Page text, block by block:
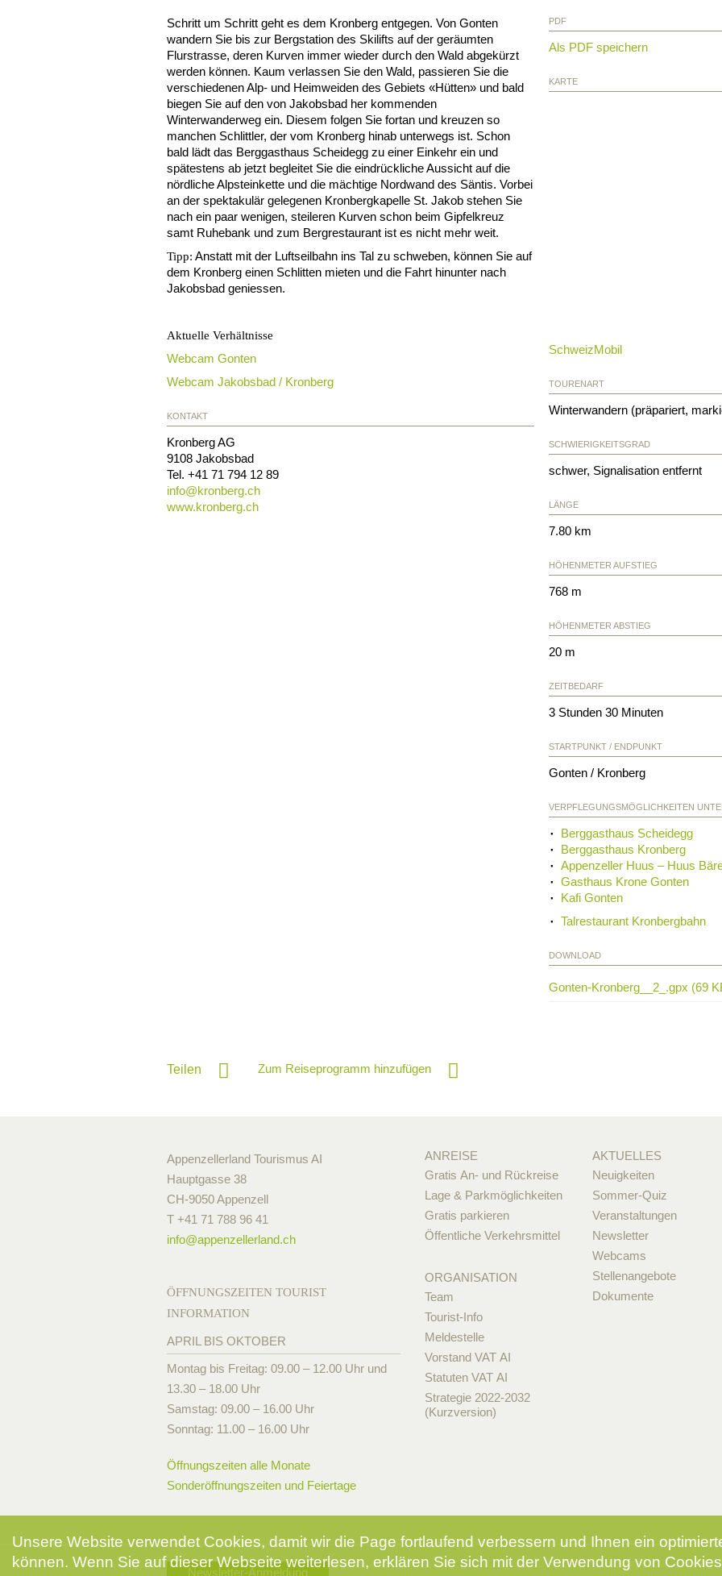
Schritt um Schritt geht es dem Kronberg entgegen. Von Gonten
wandern Sie bis zur Bergstation des Skilifts auf der geräumten
Flurstrasse, deren Kurven immer wieder durch den Wald abgekürzt
werden können. Kaum verlassen Sie den Wald, passieren Sie die
verschiedenen Alp- und Heimweiden des Gebiets «Hütten» und bald
biegen Sie auf den von Jakobsbad her kommenden
Winterwanderweg ein. Diesem folgen Sie fortan und kreuzen so
manchen Schlittler, der vom Kronberg hinab unterwegs ist. Schon
bald lädt das Berggasthaus Scheidegg zu einer Einkehr ein und
spätestens ab jetzt begleitet Sie die eindrückliche Aussicht auf die
nördliche Alpsteinkette und die mächtige Nordwand des Säntis. Vorbei
an der spektakulär gelegenen Kronbergkapelle St. Jakob stehen Sie
nach ein paar wenigen, steileren Kurven schon beim Gipfelkreuz
samt Ruhebank und zum Bergrestaurant ist es nicht mehr weit.
Tipp: Anstatt mit der Luftseilbahn ins Tal zu schweben, können Sie auf
dem Kronberg einen Schlitten mieten und die Fahrt hinunter nach
Jakobsbad geniessen.
Aktuelle Verhältnisse
Webcam Gonten
Webcam Jakobsbad / Kronberg
KONTAKT
Kronberg AG
9108 Jakobsbad
Tel. +41 71 794 12 89
info@kronberg.ch
www.kronberg.ch
PDF
Als PDF speichern
KARTE
SchweizMobil
TOURENART
Winterwandern (präpariert,
SCHWIERIGKEITSGRAD
schwer, Signalisation entfernt
LÄNGE
7.80 km
HÖHENMETER AUFSTIEG
768 m
HÖHENMETER ABSTIEG
20 m
ZEITBEDARF
3 Stunden 30 Minuten
STARTPUNKT / ENDPUNKT
Gonten / Kronberg
VERPFLEGUNGSMÖGLICHKEITEN
Berggasthaus Scheidegg
Berggasthaus Kronberg
Appenzeller Huus – Huus
Gasthaus Krone Gonten
Kafi Gonten
Talrestaurant Kronbergbahn
DOWNLOAD
Gonten-Kronberg__2_.gpx (69
Teilen Zum Reiseprogramm hinzufügen
Appenzellerland Tourismus AI
Hauptgasse 38
CH-9050 Appenzell
T +41 71 788 96 41
info@appenzellerland.ch
ÖFFNUNGSZEITEN TOURIST
INFORMATION
APRIL BIS OKTOBER
Montag bis Freitag: 09.00 – 12.00 Uhr und
13.30 – 18.00 Uhr
Samstag: 09.00 – 16.00 Uhr
Sonntag: 11.00 – 16.00 Uhr
Öffnungszeiten alle Monate
Sonderöffnungszeiten und Feiertage
ANREISE
Gratis An- und Rückreise
Lage & Parkmöglichkeiten
Gratis parkieren
Öffentliche Verkehrsmittel
ORGANISATION
Team
Tourist-Info
Meldestelle
Vorstand VAT AI
Statuten VAT AI
Strategie 2022-2032
(Kurzversion)
AKTUELLES
Neuigkeiten
Sommer-Quiz
Veranstaltungen
Newsletter
Webcams
Stellenangebote
Dokumente
Newsletter-Anmeldung
Unsere Website verwendet Cookies, damit wir die Page fortlaufend verbessern und Ihnen ein
können. Wenn Sie auf dieser Webseite weiterlesen, erklären Sie sich mit der Verwendung von